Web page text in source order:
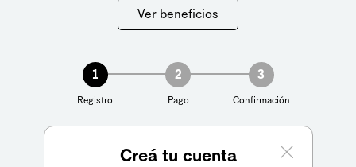
Ver beneficios
1
Registro
2
Pago
3
Confirmación
Creá tu cuenta